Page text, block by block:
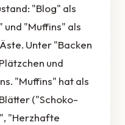
"Blog" als
und "Muffins" als
Unter "Backen
und
"Muffins" hat als
("Schoko-
"Herzhafte